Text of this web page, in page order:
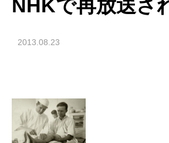
NHKで再放送さ
2013.08.23